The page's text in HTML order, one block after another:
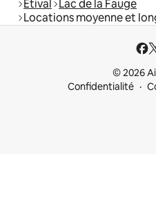
Étival
Lac de la Fauge
Locations moyenne et
© 2026
Confidentialité